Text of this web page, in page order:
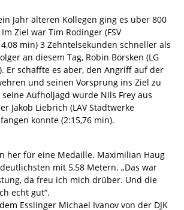
Jahr älteren Kollegen ging es über 800
Ziel war Tim Rodinger (FSV
min) 3 Zehntelsekunden schneller als
an diesem Tag, Robin Börsken (LG
Er schaffte es aber, den Angriff auf der
und seinen Vorsprung ins Ziel zu
Aufholjagd wurde Nils Frey aus
Jakob Liebrich (LAV Stadtwerke
konnte (2:15,76 min).
her für eine Medaille. Maximilian Haug
mit 5,58 Metern. „Das war
da freu ich mich drüber. Und die
echt gut“.
Esslinger Michael Ivanov von der DJK